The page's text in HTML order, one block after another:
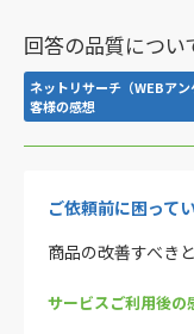
回答の品質につい
ネットリサーチ（WEBア
客様の感想
ご依頼前に困って
商品の改善すべき
サービスご利用後の